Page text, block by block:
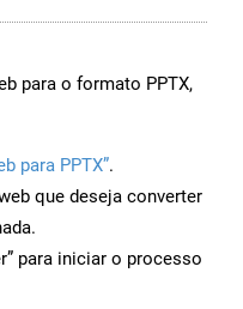
para o formato PPTX,
para PPTX”.
que deseja converter
para iniciar o processo